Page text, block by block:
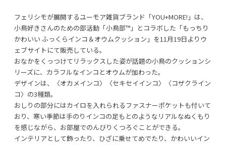
利用規約 プライバシーポリシー
COPYRIGHT © AZSQUARE. ALL RIGHTS RESERVED
フェリシモが展開するユーモア雑貨ブランド「YOU+MORE!」は、
小鳥好きさんのための部活動「小鳥部™」とコラボした「もっちり
かわいい ふっくらインコ＆オウムクッション」を11月19日よりウ
ェブサイトにて販売している。
おなかをくっつけてリラックスした姿が話題の小鳥のクッションシ
リーズに、カラフルなインコとオウムが加わった。
デザインは、〈オカメインコ〉〈セキセイインコ〉〈コザクライン
コ〉の3種類。
おしりの部分にはカイロを入れられるファスナーポケットも付いて
おり、寒い季節は手のりインコの足もとのようなリアルなぬくもり
を感じながら、お部屋でのんびりくつろぐことができる。
インテリアとして飾ったり、ひざに乗せてめでたり、かわいいイン